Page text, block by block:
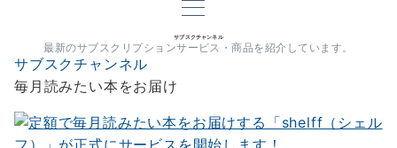
サブスクチャンネル
最新のサブスクリプションサービス・商品を紹介しています。
サブスクチャンネル
毎月読みたい本をお届け